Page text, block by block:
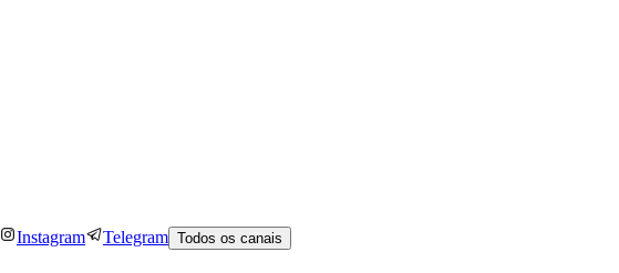
Instagram Telegram Todos os canais